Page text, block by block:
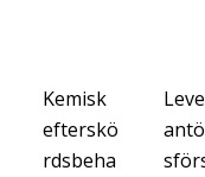
Kemisk
efterskö
rdsbeha